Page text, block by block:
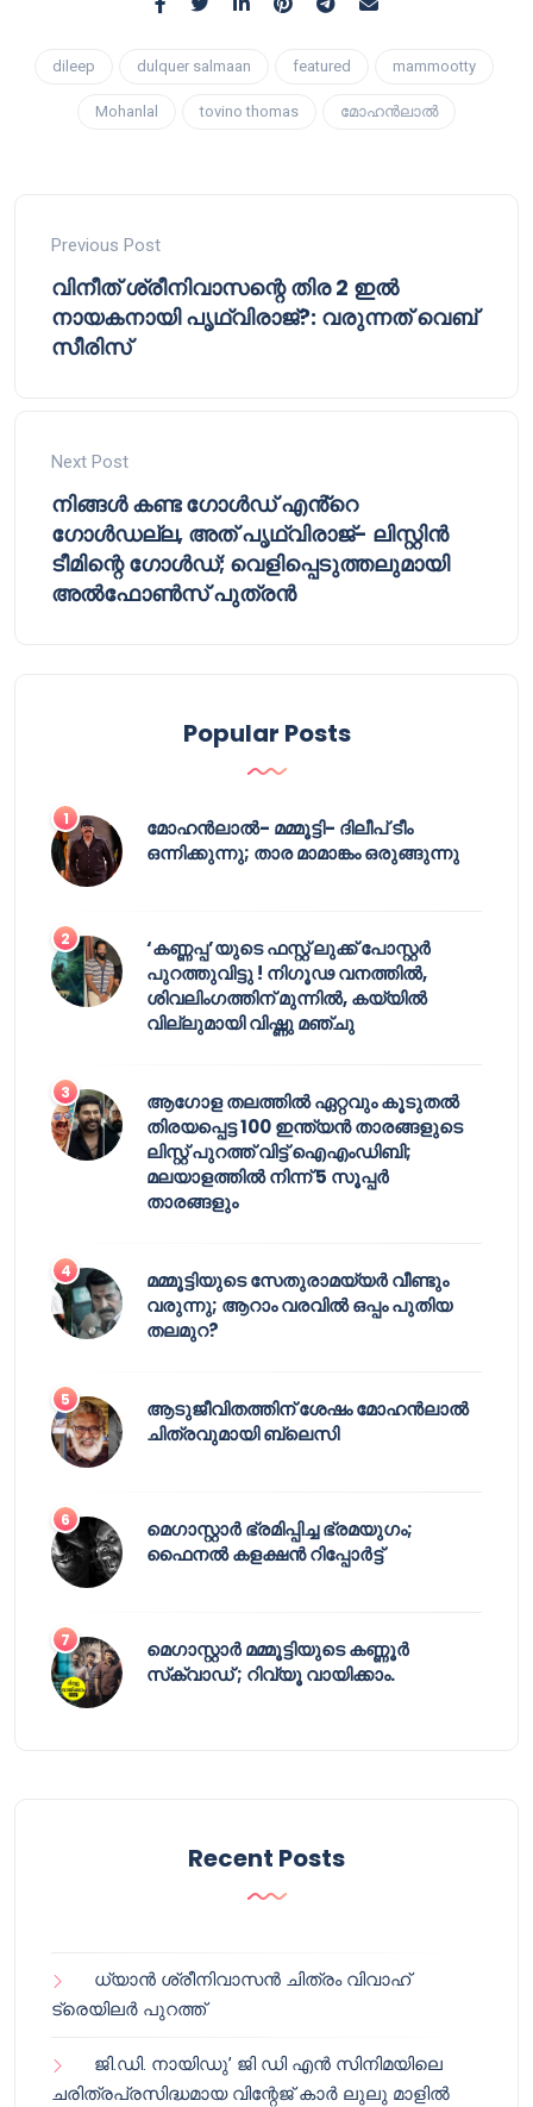
dileep dulquer salmaan featured mammootty
Mohanlal tovino thomas മോഹന്‍ലാല്‍
Previous Post
വിനീത് ശ്രീനിവാസന്റെ തിര 2 ഇൽ
നായകനായി പൃഥ്വിരാജ്?: വരുന്നത് വെബ്
സീരിസ്
Next Post
നിങ്ങൾ കണ്ട ഗോൾഡ് എൻ്റെ
ഗോൾഡല്ല, അത് പൃഥ്വിരാജ്- ലിസ്റ്റിൻ
ടീമിന്റെ ഗോൾഡ്; വെളിപ്പെടുത്തലുമായി
അൽഫോൺസ് പുത്രൻ
Popular Posts
മോഹൻലാൽ- മമ്മൂട്ടി- ദിലീപ് ടീം
ഒന്നിക്കുന്നു; താര മാമാങ്കം ഒരുങ്ങുന്നു
‘കണ്ണപ്പ’യുടെ ഫസ്റ്റ് ലുക്ക് പോസ്റ്റർ
പുറത്തുവിട്ടു ! നിഗൂഢ വനത്തിൽ,
ശിവലിംഗത്തിന് മുന്നിൽ, കയ്യിൽ
വില്ലുമായി വിഷ്ണു മഞ്ചു
ആഗോള തലത്തിൽ ഏറ്റവും കൂടുതൽ
തിരയപ്പെട്ട 100 ഇന്ത്യൻ താരങ്ങളുടെ
ലിസ്റ്റ് പുറത്ത് വിട്ട് ഐഎംഡിബി;
മലയാളത്തിൽ നിന്ന് 5 സൂപ്പർ
താരങ്ങളും
മമ്മൂട്ടിയുടെ സേതുരാമയ്യർ വീണ്ടും
വരുന്നു; ആറാം വരവിൽ ഒപ്പം പുതിയ
തലമുറ?
ആടുജീവിതത്തിന് ശേഷം മോഹൻലാൽ
ചിത്രവുമായി ബ്ലെസി
മെഗാസ്റ്റാർ ഭ്രമിപ്പിച്ച ഭ്രമയുഗം;
ഫൈനൽ കളക്ഷൻ റിപ്പോർട്ട്
മെഗാസ്റ്റാർ മമ്മൂട്ടിയുടെ കണ്ണൂർ
സ്‌ക്വാഡ് ; റിവ്യൂ വായിക്കാം.
Recent Posts
ധ്യാൻ ശ്രീനിവാസൻ ചിത്രം വിവാഹ്
ട്രെയിലർ പുറത്ത്
ജി.ഡി. നായിഡു’ ജി ഡി എൻ സിനിമയിലെ
ചരിത്രപ്രസിദ്ധമായ വിന്റേജ് കാർ ലുലു മാളിൽ